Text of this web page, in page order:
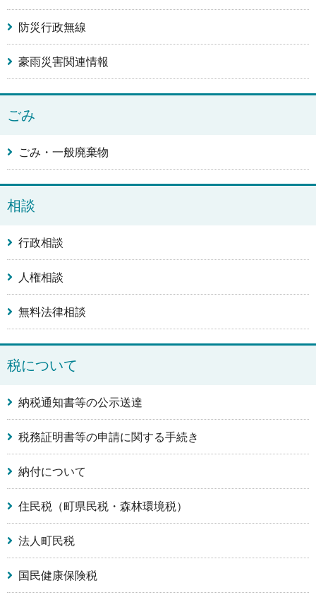
防災行政無線
豪雨災害関連情報
ごみ
ごみ・一般廃棄物
相談
行政相談
人権相談
無料法律相談
税について
納税通知書等の公示送達
税務証明書等の申請に関する手続き
納付について
住民税（町県民税・森林環境税）
法人町民税
国民健康保険税